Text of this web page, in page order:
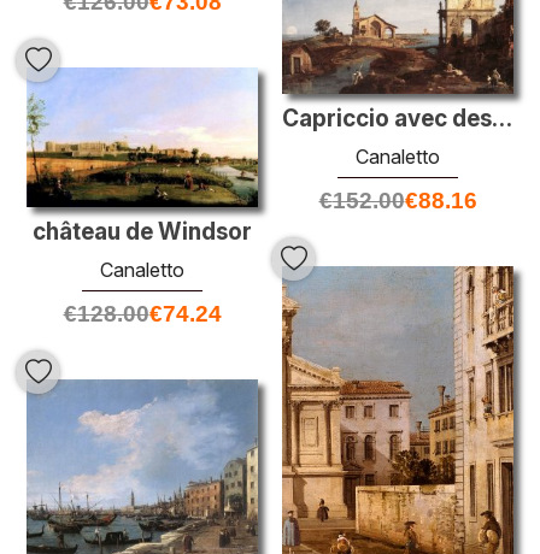
Capriccio avec des motifs vénitiens
Canaletto
€152.00€88.16
château de Windsor
Canaletto
€128.00€74.24